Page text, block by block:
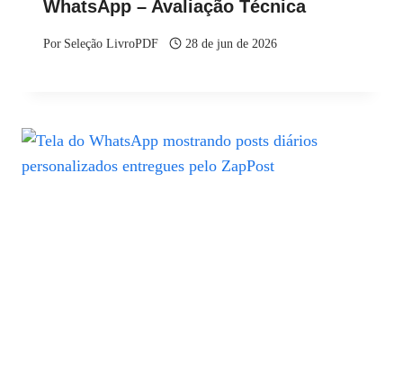
WhatsApp – Avaliação Técnica
Por Seleção LivroPDF 28 de jun de 2026